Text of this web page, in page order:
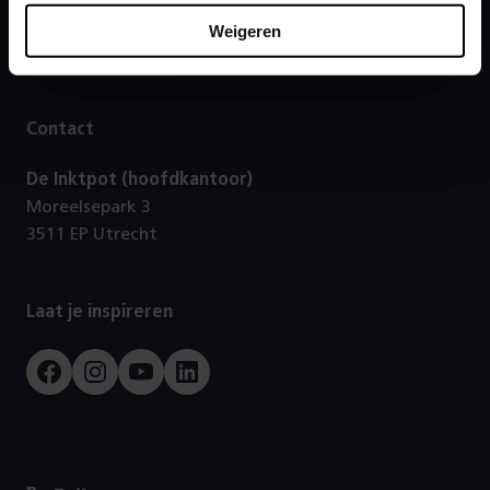
Weigeren
Direct naar
Contact
De Inktpot (hoofdkantoor)
Moreelsepark 3
3511 EP Utrecht
Laat je inspireren
FacebookInstagram
YoutubeLinkedIn